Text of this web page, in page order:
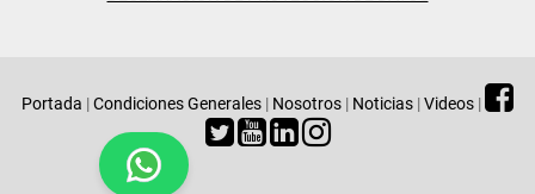
Portada |Condiciones Generales | Nosotros | Noticias |Videos |